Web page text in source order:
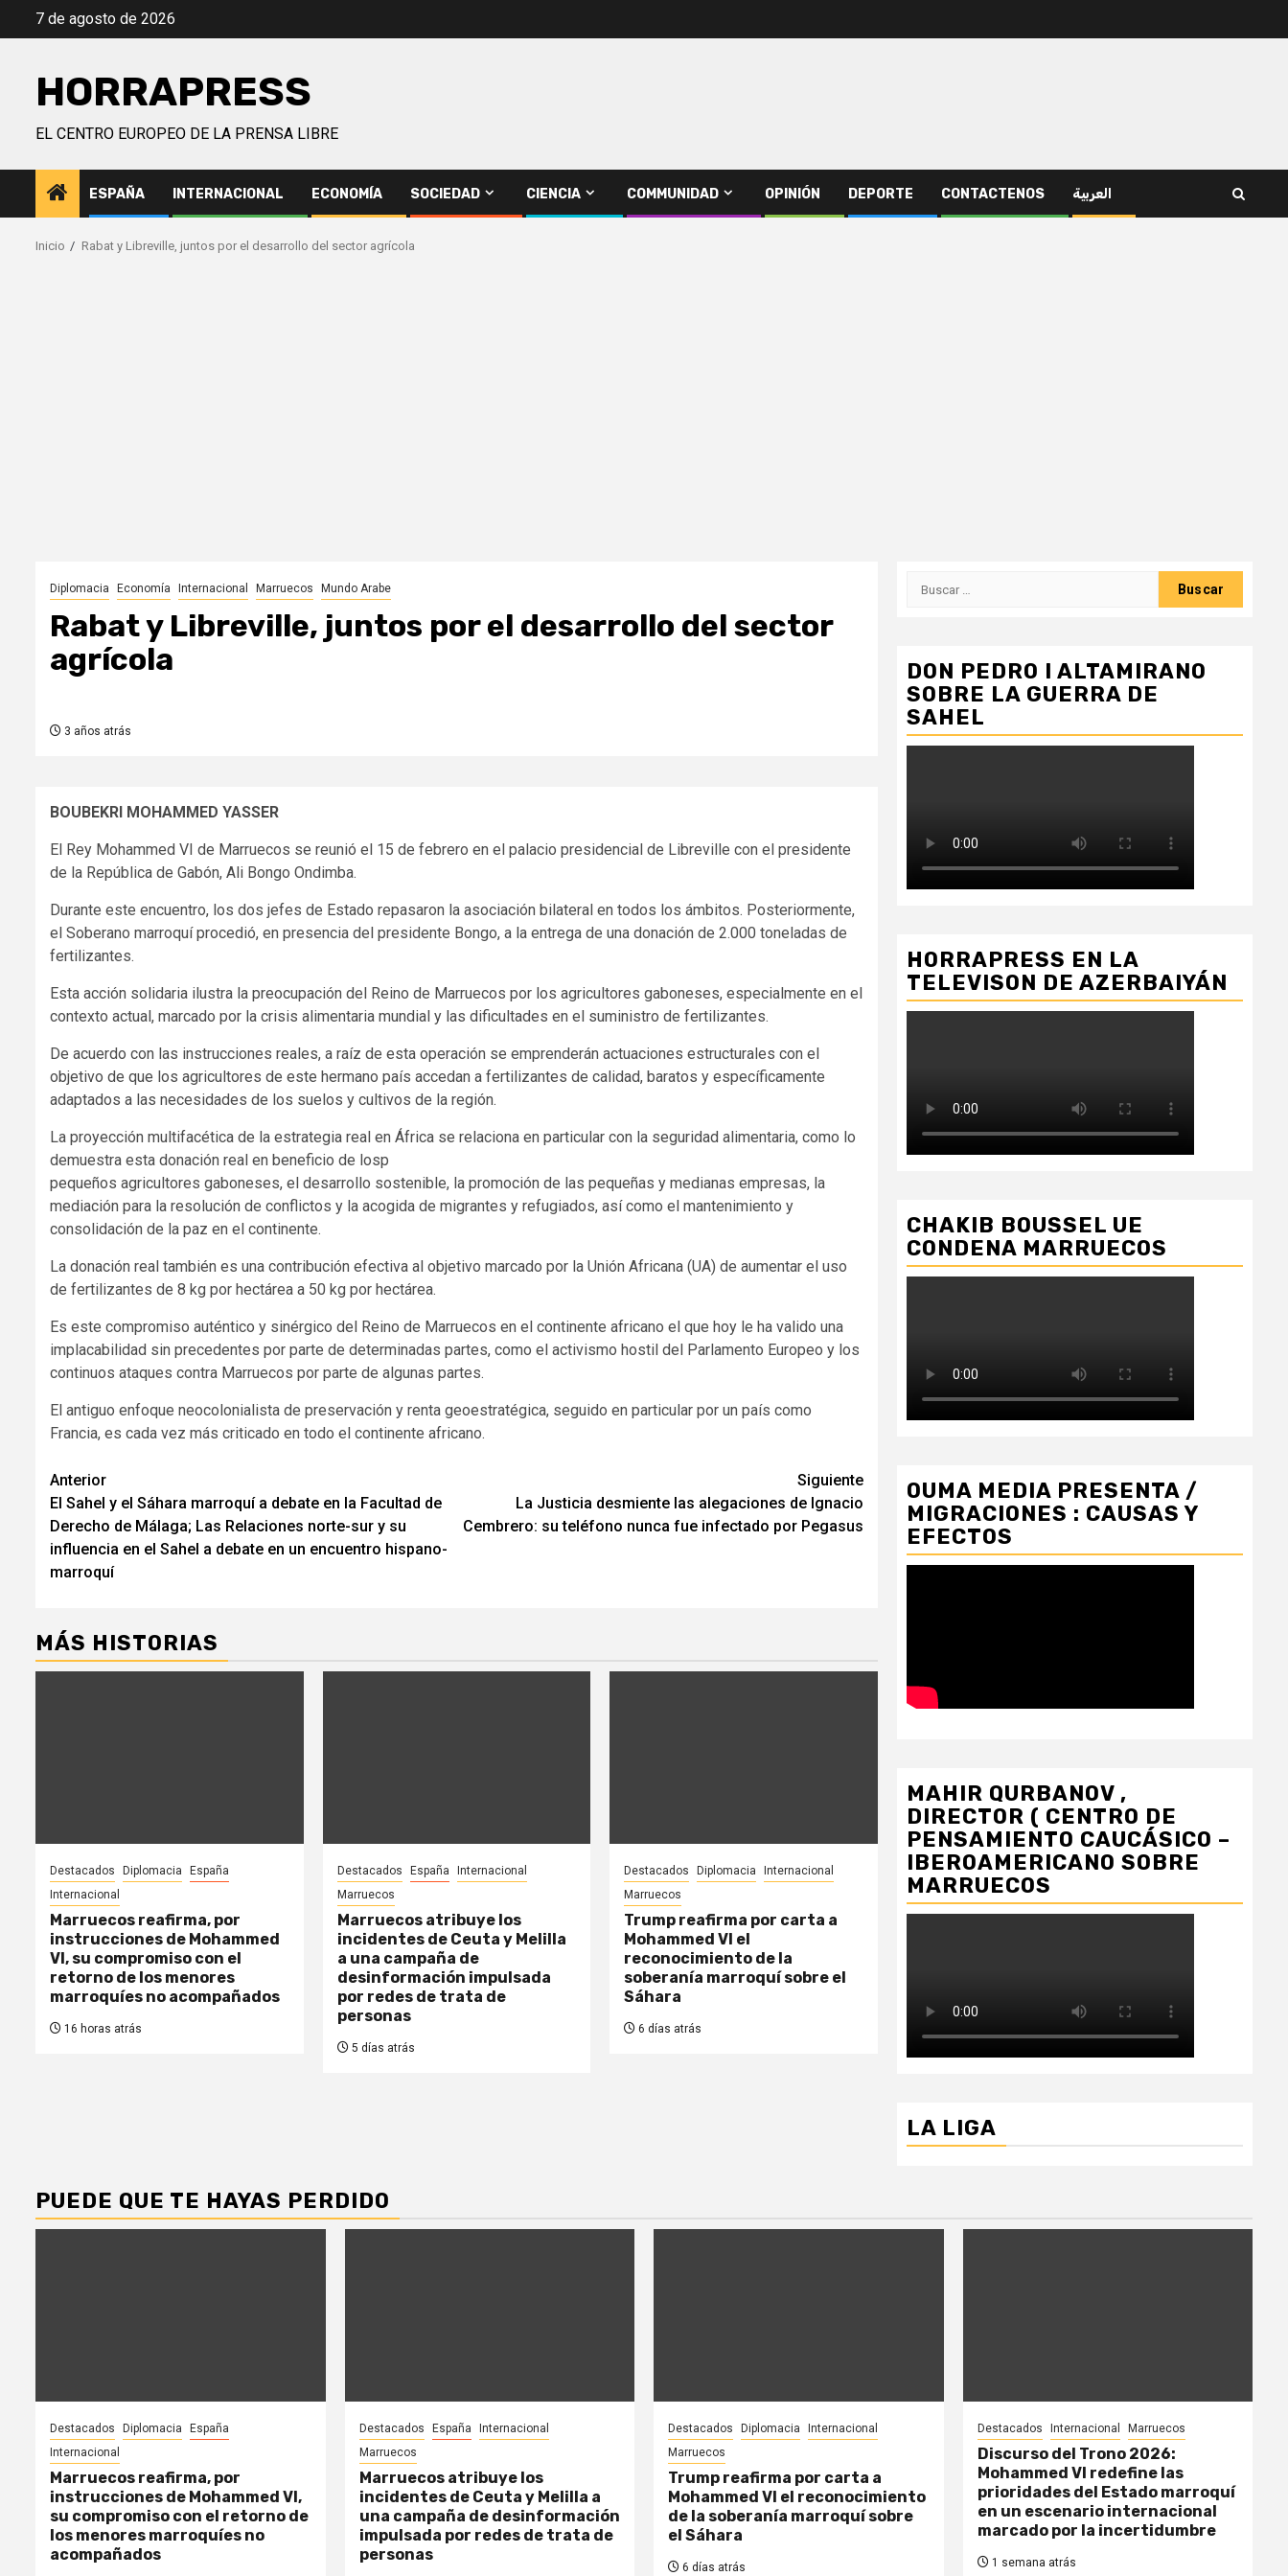
Saltar7 de agosto de 2026
HORRAPRESS
EL CENTRO EUROPEO DE LA PRENSA LIBRE
ESPAÑA INTERNACIONAL ECONOMÍA SOCIEDAD CIENCIA COMMUNIDAD OPINIÓN DEPORTE CONTACTENOS العربية
Inicio Rabat y Libreville, juntos por el desarrollo del sector agrícola
Diplomacia Economía Internacional Marruecos Mundo Arabe
Rabat y Libreville, juntos por el desarrollo del sector
agrícola
3 años atrás
BOUBEKRI MOHAMMED YASSER
El Rey Mohammed VI de Marruecos se reunió el 15 de febrero en el palacio presidencial de Libreville con el presidente
de la República de Gabón, Ali Bongo Ondimba.
Durante este encuentro, los dos jefes de Estado repasaron la asociación bilateral en todos los ámbitos. Posteriormente,
el Soberano marroquí procedió, en presencia del presidente Bongo, a la entrega de una donación de 2.000 toneladas de
fertilizantes.
Esta acción solidaria ilustra la preocupación del Reino de Marruecos por los agricultores gaboneses, especialmente en el
contexto actual, marcado por la crisis alimentaria mundial y las dificultades en el suministro de fertilizantes.
De acuerdo con las instrucciones reales, a raíz de esta operación se emprenderán actuaciones estructurales con el
objetivo de que los agricultores de este hermano país accedan a fertilizantes de calidad, baratos y específicamente
adaptados a las necesidades de los suelos y cultivos de la región.
La proyección multifacética de la estrategia real en África se relaciona en particular con la seguridad alimentaria, como lo
demuestra esta donación real en beneficio de losp
pequeños agricultores gaboneses, el desarrollo sostenible, la promoción de las pequeñas y medianas empresas, la
mediación para la resolución de conflictos y la acogida de migrantes y refugiados, así como el mantenimiento y
consolidación de la paz en el continente.
La donación real también es una contribución efectiva al objetivo marcado por la Unión Africana (UA) de aumentar el uso
de fertilizantes de 8 kg por hectárea a 50 kg por hectárea.
Es este compromiso auténtico y sinérgico del Reino de Marruecos en el continente africano el que hoy le ha valido una
implacabilidad sin precedentes por parte de determinadas partes, como el activismo hostil del Parlamento Europeo y los
continuos ataques contra Marruecos por parte de algunas partes.
El antiguo enfoque neocolonialista de preservación y renta geoestratégica, seguido en particular por un país como
Francia, es cada vez más criticado en todo el continente africano.
Seguir
leyendo
Anterior
El Sahel y el Sáhara marroquí a debate en la Facultad de
Derecho de Málaga; Las Relaciones norte-sur y su
influencia en el Sahel a debate en un encuentro hispano-
marroquí
Siguiente
La Justicia desmiente las alegaciones de Ignacio
Cembrero: su teléfono nunca fue infectado por Pegasus
MÁS HISTORIAS
Destacados Diplomacia
España
Internacional
Marruecos reafirma, por
instrucciones de Mohammed
VI, su compromiso con el
retorno de los menores
marroquíes no acompañados
16 horas atrás
Destacados España
Internacional
Marruecos
Marruecos atribuye los
incidentes de Ceuta y Melilla
a una campaña de
desinformación impulsada
por redes de trata de
personas
5 días atrás
Destacados Diplomacia
Internacional
Marruecos
Trump reafirma por carta a
Mohammed VI el
reconocimiento de la
soberanía marroquí sobre el
Sáhara
6 días atrás
Buscar:
DON PEDRO I ALTAMIRANO
SOBRE LA GUERRA DE
SAHEL
HORRAPRESS EN LA
TELEVISON DE AZERBAIYÁN
CHAKIB BOUSSEL UE
CONDENA MARRUECOS
OUMA MEDIA PRESENTA /
MIGRACIONES : CAUSAS Y
EFECTOS
MAHIR QURBANOV ,
DIRECTOR ( CENTRO DE
PENSAMIENTO CAUCÁSICO –
IBEROAMERICANO SOBRE
MARRUECOS
LA LIGA
PUEDE QUE TE HAYAS PERDIDO
Destacados Diplomacia
España
Internacional
Marruecos reafirma, por
instrucciones de Mohammed VI,
su compromiso con el retorno de
los menores marroquíes no
acompañados
Destacados España
Internacional
Marruecos
Marruecos atribuye los
incidentes de Ceuta y Melilla a
una campaña de desinformación
impulsada por redes de trata de
personas
Destacados Diplomacia
Internacional
Marruecos
Trump reafirma por carta a
Mohammed VI el reconocimiento
de la soberanía marroquí sobre
el Sáhara
6 días atrás
Destacados Internacional Marruecos
Discurso del Trono 2026:
Mohammed VI redefine las
prioridades del Estado marroquí
en un escenario internacional
marcado por la incertidumbre
1 semana atrás